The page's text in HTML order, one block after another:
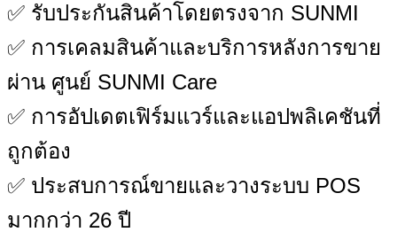
✅ รับประกันสินค้าโดยตรงจาก SUNMI
✅ การเคลมสินค้าและบริการหลังการขาย
ผ่าน ศูนย์ SUNMI Care
✅ การอัปเดตเฟิร์มแวร์และแอปพลิเคชันที่
ถูกต้อง
✅ ประสบการณ์ขายและวางระบบ POS
มากกว่า 26 ปี